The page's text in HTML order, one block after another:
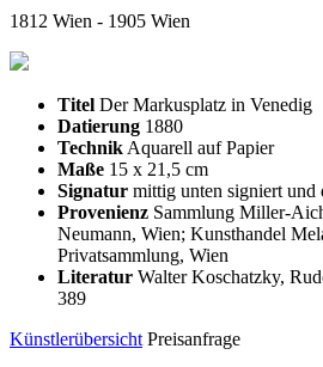
1812 Wien - 1905 Wien
Titel Der Markusplatz in Venedig
Datierung 1880
Technik Aquarell auf Papier
Maße 15 x 21,5 cm
Signatur mittig unten signiert
Provenienz Sammlung Miller-
Neumann, Wien; Kunsthandel
Privatsammlung, Wien
Literatur Walter Koschatzky,
389
Künstlerübersicht Preisanfrage